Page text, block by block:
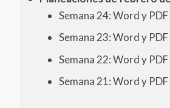
Semana 24: Word y PDF
Semana 23: Word y PDF
Semana 22: Word y PDF
Semana 21: Word y PDF